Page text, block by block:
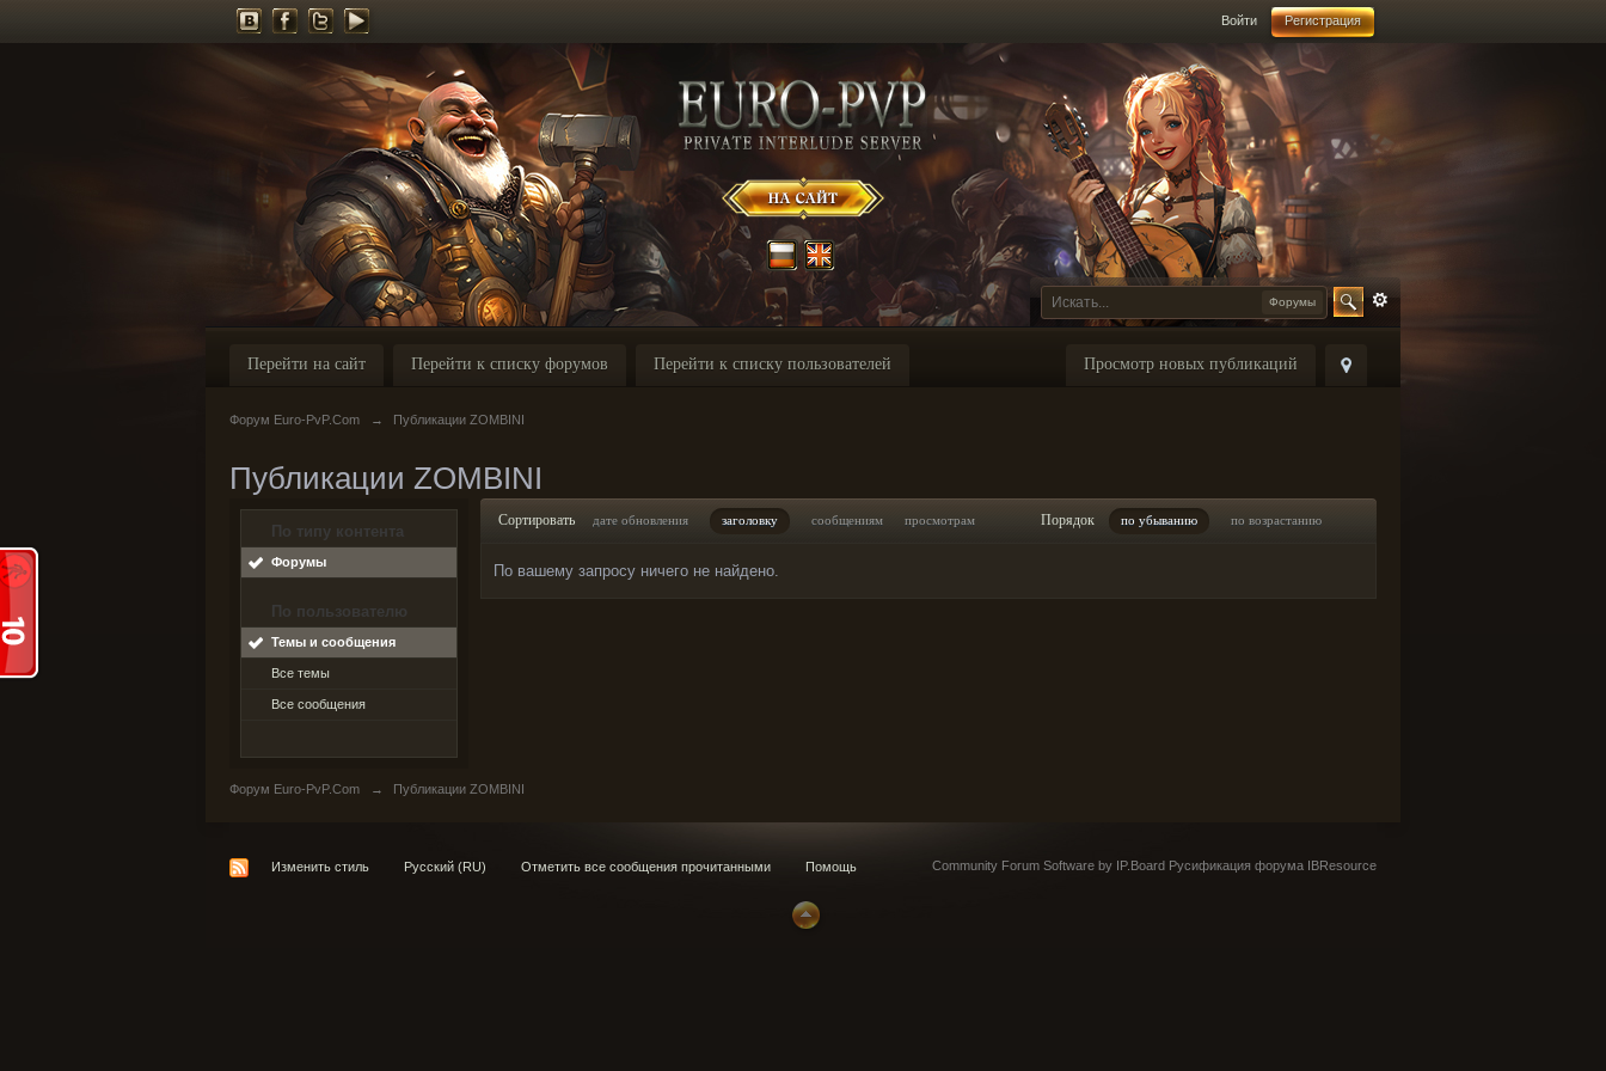
Войти Регистрация
Форумы
Просмотр новых публикаций
Перейти на сайт Перейти к списку форумов Перейти к списку пользователей
Форум Euro-PvP.Com → Публикации ZOMBINI
Публикации ZOMBINI
По типу контента
Форумы
По пользователю
Темы и сообщения
Все темы
Все сообщения
Сортировать дате обновления заголовку сообщениям просмотрам Порядок по убыванию по возрастанию
По вашему запросу ничего не найдено.
Форум Euro-PvP.Com → Публикации ZOMBINI
Изменить стиль Русский (RU) Отметить все сообщения прочитанными Помощь Community Forum Software by IP.Board Русификация форума IBResource